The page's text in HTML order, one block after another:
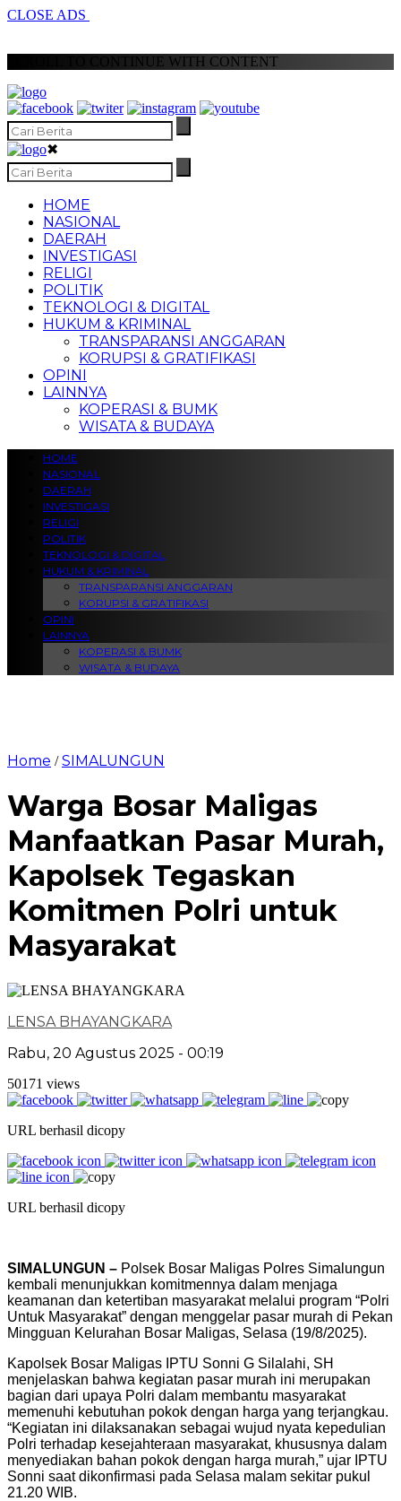
CLOSE ADS
SCROLL TO CONTINUE WITH CONTENT
✖
HOME
NASIONAL
DAERAH
INVESTIGASI
RELIGI
POLITIK
TEKNOLOGI & DIGITAL
HUKUM & KRIMINAL
TRANSPARANSI ANGGARAN
KORUPSI & GRATIFIKASI
OPINI
LAINNYA
KOPERASI & BUMK
WISATA & BUDAYA
HOME
NASIONAL
DAERAH
INVESTIGASI
RELIGI
POLITIK
TEKNOLOGI & DIGITAL
HUKUM & KRIMINAL
TRANSPARANSI ANGGARAN
KORUPSI & GRATIFIKASI
OPINI
LAINNYA
KOPERASI & BUMK
WISATA & BUDAYA
Home /SIMALUNGUN
Warga Bosar Maligas
Manfaatkan Pasar Murah,
Kapolsek Tegaskan
Komitmen Polri untuk
Masyarakat
LENSA BHAYANGKARA
Rabu, 20 Agustus 2025 - 00:19
50171 views
URL berhasil dicopy
URL berhasil dicopy
SIMALUNGUN – Polsek Bosar Maligas Polres Simalungun
kembali menunjukkan komitmennya dalam menjaga
keamanan dan ketertiban masyarakat melalui program “Polri
Untuk Masyarakat” dengan menggelar pasar murah di Pekan
Mingguan Kelurahan Bosar Maligas, Selasa (19/8/2025).
Kapolsek Bosar Maligas IPTU Sonni G Silalahi, SH
menjelaskan bahwa kegiatan pasar murah ini merupakan
bagian dari upaya Polri dalam membantu masyarakat
memenuhi kebutuhan pokok dengan harga yang terjangkau.
“Kegiatan ini dilaksanakan sebagai wujud nyata kepedulian
Polri terhadap kesejahteraan masyarakat, khususnya dalam
menyediakan bahan pokok dengan harga murah,” ujar IPTU
Sonni saat dikonfirmasi pada Selasa malam sekitar pukul
21.20 WIB.